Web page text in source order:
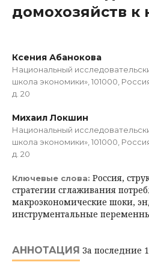
домохозяйств к
Ксения Абанокова
Национальный
школа экономики», 101000,
д. 20
Михаил Локшин
Национальный
школа экономики», 101000,
д. 20
Ключевые слова: Россия,
стратегии сглаживания
макроэкономические шоки,
инструментальные
АННОТАЦИЯ За последние